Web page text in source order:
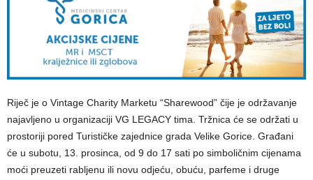
Riječ je o Vintage Charity Marketu “Sharewood” čije je održavanje
najavljeno u organizaciji VG LEGACY tima. Tržnica će se održati u
prostoriji pored Turističke zajednice grada Velike Gorice. Građani
će u subotu, 13. prosinca, od 9 do 17 sati po simboličnim cijenama
moći preuzeti rabljenu ili novu odjeću, obuću, parfeme i druge